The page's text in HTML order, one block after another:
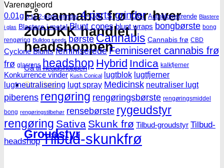
Få cannabis frø for hver
200DKK handlet i
headshoppen
Gå til headshoppen
Groudstyr
Groudstyr
Varenøgleord
0.01g 0.1g 2-parts grinder 4-parts grinder Autoblomstrende Blastere
i glas Blastere i metal Blunt cones blunt wraps bongbørste bong
rengøring Bulldog seeds børste Cannabis Cannabis frø CBD
Cyclone Blunts feminiserede Feminiseret cannabis frø
frø glasrens headshop Hybrid Indica kalkfjerner
Konkurrence vinder Kush Conical lugtblok lugtfjerner
lugtneutralisering lugt spray Medicinsk neutraliser lugt
piberens rengøring rengøringsbørste rengøringsmiddel
bong rengøringstilbehør rensebørste rygeudstyr
rengøring Sativa Skunk frø Tilbud-groudstyr Tilbud-
headshop Tilbud-skunkfrø